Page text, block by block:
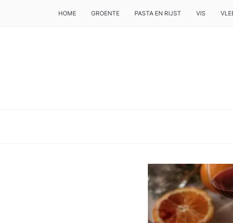
HOME GROENTE PASTA EN RIJST VIS